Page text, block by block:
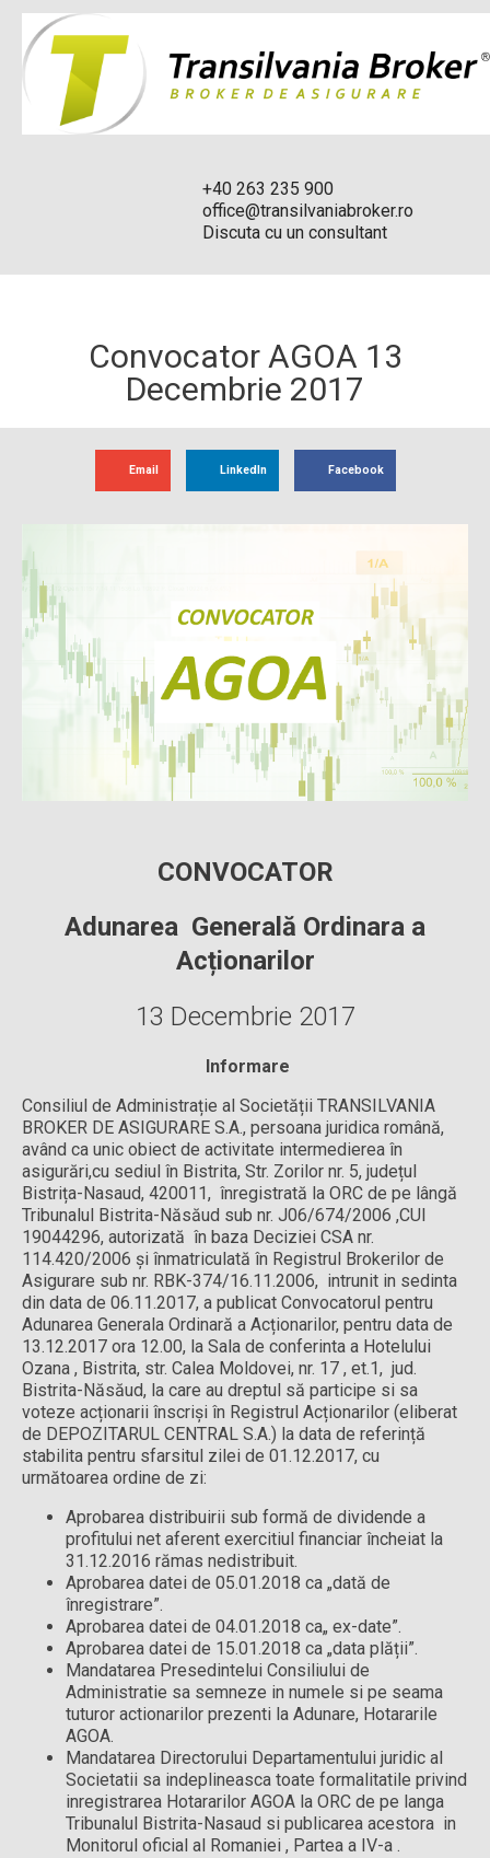
+40 263 235 900
office@transilvaniabroker.ro
Discuta cu un consultant
Convocator AGOA 13
Decembrie 2017
Email LinkedIn Facebook
CONVOCATOR
Adunarea Generală Ordinara a
Acționarilor
13 Decembrie 2017
Informare
Consiliul de Administrație al Societății TRANSILVANIA
BROKER DE ASIGURARE S.A., persoana juridica română,
având ca unic obiect de activitate intermedierea în
asigurări,cu sediul în Bistrita, Str. Zorilor nr. 5, județul
Bistrița-Nasaud, 420011, înregistrată la ORC de pe lângă
Tribunalul Bistrita-Năsăud sub nr. J06/674/2006 ,CUI
19044296, autorizată în baza Deciziei CSA nr.
114.420/2006 și înmatriculată în Registrul Brokerilor de
Asigurare sub nr. RBK-374/16.11.2006, intrunit in sedinta
din data de 06.11.2017, a publicat Convocatorul pentru
Adunarea Generala Ordinară a Acționarilor, pentru data de
13.12.2017 ora 12.00, la Sala de conferinta a Hotelului
Ozana , Bistrita, str. Calea Moldovei, nr. 17 , et.1, jud.
Bistrita-Năsăud, la care au dreptul să participe si sa
voteze acționarii înscriși în Registrul Acționarilor (eliberat
de DEPOZITARUL CENTRAL S.A.) la data de referință
stabilita pentru sfarsitul zilei de 01.12.2017, cu
următoarea ordine de zi:
Aprobarea distribuirii sub formă de dividende a
profitului net aferent exercitiul financiar încheiat la
31.12.2016 rămas nedistribuit.
Aprobarea datei de 05.01.2018 ca „dată de
înregistrare”.
Aprobarea datei de 04.01.2018 ca„ ex-date”.
Aprobarea datei de 15.01.2018 ca „data plății”.
Mandatarea Presedintelui Consiliului de
Administratie sa semneze in numele si pe seama
tuturor actionarilor prezenti la Adunare, Hotararile
AGOA.
Mandatarea Directorului Departamentului juridic al
Societatii sa indeplineasca toate formalitatile privind
inregistrarea Hotararilor AGOA la ORC de pe langa
Tribunalul Bistrita-Nasaud si publicarea acestora in
Monitorul oficial al Romaniei , Partea a IV-a .